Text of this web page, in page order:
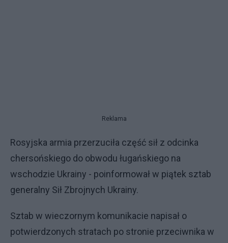
Reklama
Rosyjska armia przerzuciła część sił z odcinka
chersońskiego do obwodu ługańskiego na
wschodzie Ukrainy - poinformował w piątek sztab
generalny Sił Zbrojnych Ukrainy.
Sztab w wieczornym komunikacie napisał o
potwierdzonych stratach po stronie przeciwnika w